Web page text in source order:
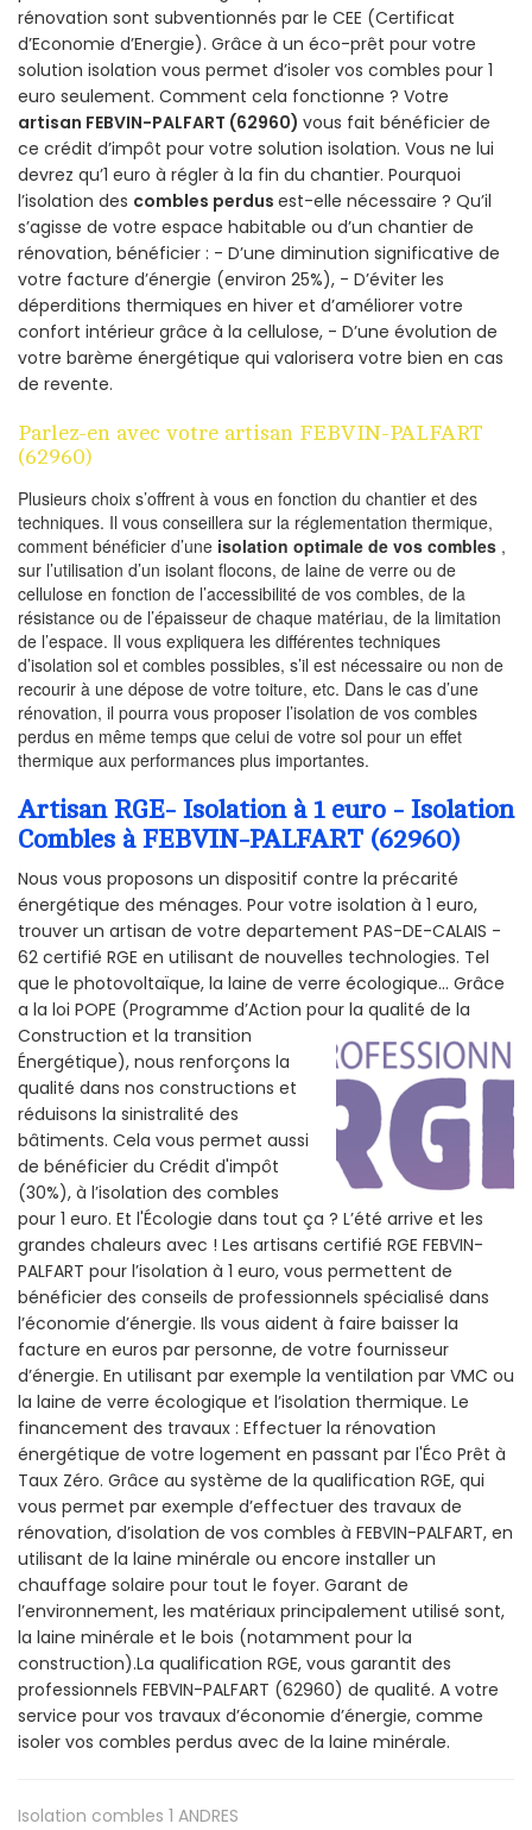
rénovation sont subventionnés par le CEE (Certificat
d’Economie d’Energie). Grâce à un éco-prêt pour votre
solution isolation vous permet d’isoler vos combles pour 1
euro seulement. Comment cela fonctionne ? Votre
artisan FEBVIN-PALFART (62960) vous fait bénéficier de
ce crédit d’impôt pour votre solution isolation. Vous ne lui
devrez qu’1 euro à régler à la fin du chantier. Pourquoi
l’isolation des combles perdus est-elle nécessaire ? Qu’il
s’agisse de votre espace habitable ou d’un chantier de
rénovation, bénéficier : - D’une diminution significative de
votre facture d’énergie (environ 25%), - D’éviter les
déperditions thermiques en hiver et d’améliorer votre
confort intérieur grâce à la cellulose, - D’une évolution de
votre barème énergétique qui valorisera votre bien en cas
de revente.
Parlez-en avec votre artisan FEBVIN-PALFART
(62960)
Plusieurs choix s’offrent à vous en fonction du chantier et des
techniques. Il vous conseillera sur la réglementation thermique,
comment bénéficier d’une isolation optimale de vos combles ,
sur l’utilisation d’un isolant flocons, de laine de verre ou de
cellulose en fonction de l’accessibilité de vos combles, de la
résistance ou de l’épaisseur de chaque matériau, de la limitation
de l’espace. Il vous expliquera les différentes techniques
d’isolation sol et combles possibles, s’il est nécessaire ou non de
recourir à une dépose de votre toiture, etc. Dans le cas d’une
rénovation, il pourra vous proposer l’isolation de vos combles
perdus en même temps que celui de votre sol pour un effet
thermique aux performances plus importantes.
Artisan RGE- Isolation à 1 euro - Isolation
Combles à FEBVIN-PALFART (62960)
Nous vous proposons un dispositif contre la précarité
énergétique des ménages. Pour votre isolation à 1 euro,
trouver un artisan de votre departement PAS-DE-CALAIS -
62 certifié RGE en utilisant de nouvelles technologies. Tel
que le photovoltaïque, la laine de verre écologique... Grâce
a la loi POPE (Programme d’Action pour la qualité de la
Construction et la transition
Énergétique), nous renforçons la
qualité dans nos constructions et
réduisons la sinistralité des
bâtiments. Cela vous permet aussi
de bénéficier du Crédit d'impôt
(30%), à l’isolation des combles
pour 1 euro. Et l'Écologie dans tout ça ? L’été arrive et les
grandes chaleurs avec ! Les artisans certifié RGE FEBVIN-
PALFART pour l’isolation à 1 euro, vous permettent de
bénéficier des conseils de professionnels spécialisé dans
l’économie d’énergie. Ils vous aident à faire baisser la
facture en euros par personne, de votre fournisseur
d’énergie. En utilisant par exemple la ventilation par VMC ou
la laine de verre écologique et l’isolation thermique. Le
financement des travaux : Effectuer la rénovation
énergétique de votre logement en passant par l'Éco Prêt à
Taux Zéro. Grâce au système de la qualification RGE, qui
vous permet par exemple d’effectuer des travaux de
rénovation, d’isolation de vos combles à FEBVIN-PALFART, en
utilisant de la laine minérale ou encore installer un
chauffage solaire pour tout le foyer. Garant de
l’environnement, les matériaux principalement utilisé sont,
la laine minérale et le bois (notamment pour la
construction).La qualification RGE, vous garantit des
professionnels FEBVIN-PALFART (62960) de qualité. A votre
service pour vos travaux d’économie d’énergie, comme
isoler vos combles perdus avec de la laine minérale.
Isolation combles 1 ANDRES